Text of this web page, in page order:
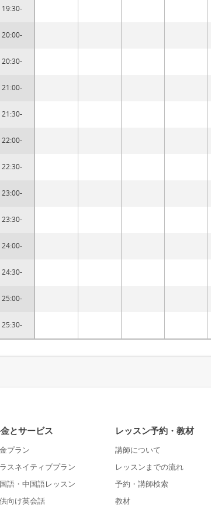
19:30-
20:00-
20:30-
21:00-
21:30-
22:00-
22:30-
23:00-
23:30-
24:00-
24:30-
25:00-
25:30-
とサービス
プラン
スネイティブプラン
語・中国語レッスン
向け英会話
レッスン予約・教材
講師について
レッスンまでの流れ
予約・講師検索
教材